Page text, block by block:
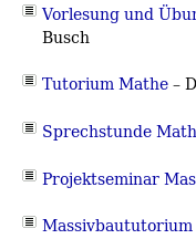
Vorlesung und
Busch
Tutorium Mathe–
Sprechstunde
Projektseminar
Massivbaututorium